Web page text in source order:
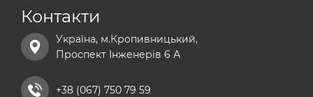
сульфат магнію добриво
хелатні добрива
добриво універсальне
рідкі азотні добрива
Контакти
Україна, м.Кропивницький,
Проспект Інженерів 6 А
+38 (067) 750 79 59